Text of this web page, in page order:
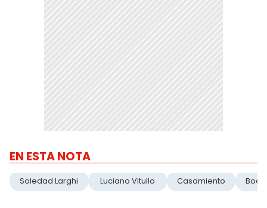
EN ESTA NOTA
Soledad Larghi Luciano Vitullo Casamiento Boda